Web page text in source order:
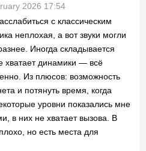
2026 17:54
с классическим
неплохая, а вот звуки могли
Иногда складывается
хватает динамики — всё
Из плюсов: возможность
и потянуть время, когда
уровни показались мне
в них не хватает вызова. В
но есть места для